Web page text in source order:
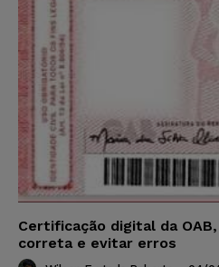
Certificação digital da
correta e evitar erros